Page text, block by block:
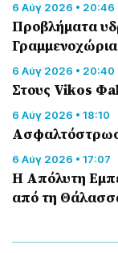
6 Αύγ 2026 • 20:46
Προβλήματα
Γραμμενοχώρια
6 Αύγ 2026 • 20:40
Στους Vikos
6 Αύγ 2026 • 18:10
6 Αύγ 2026 • 17:07
Η Απόλυτη
από τη